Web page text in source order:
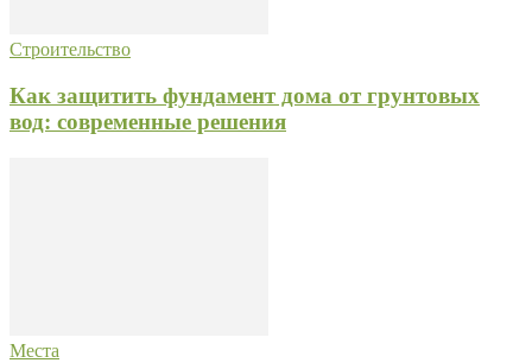
Строительство
Как защитить фундамент дома от грунтовых
вод: современные решения
Места